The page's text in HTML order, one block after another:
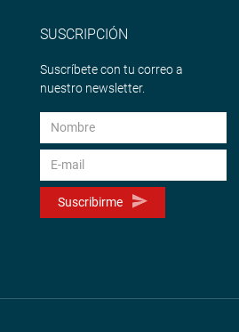
SUSCRIPCIÓN
Suscríbete con tu correo a
nuestro newsletter.
Suscribirme